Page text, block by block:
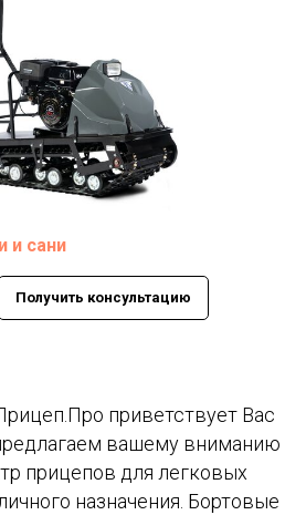
и сани
Получить консультацию
приветствует Вас
вашему вниманию
прицепов для легковых
назначения. Бортовые